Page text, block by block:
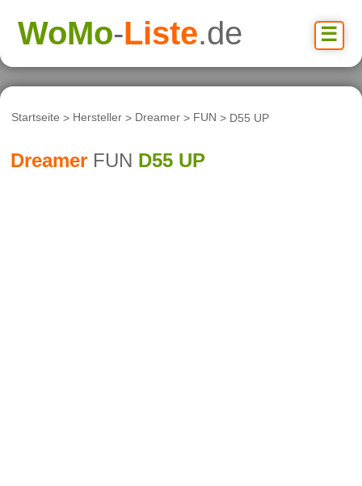
☰
WoMo-Liste.de
Startseite > Hersteller > Dreamer > FUN > D55 UP
Dreamer FUN D55 UP